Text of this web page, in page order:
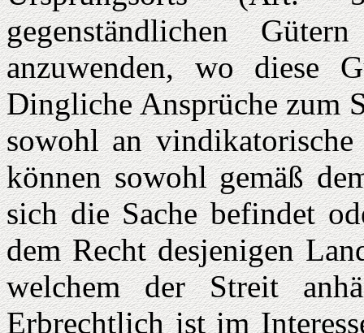
gegenständlichen
anzuwenden, wo diese
Dingliche Ansprüche zum
sowohl an
können sowohl gemäß
sich die Sache befindet
dem Recht desjenigen
welchem der Streit
Erbrechtlich ist im